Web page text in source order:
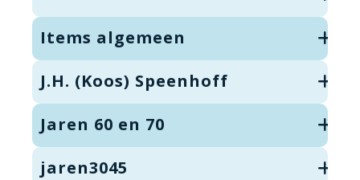
Items algemeen
J.H. (Koos) Speenhoff
Jaren 60 en 70
jaren3045